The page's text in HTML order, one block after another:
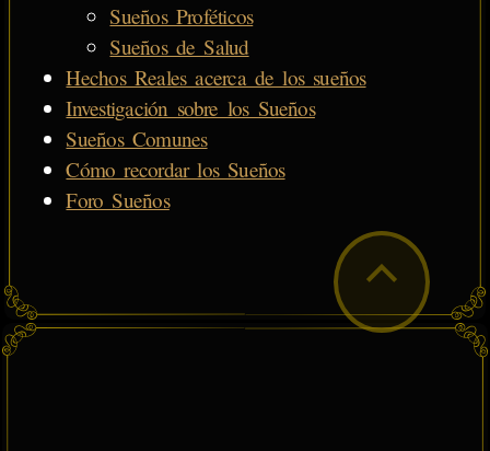
Sueños Proféticos
Sueños de Salud
Hechos Reales acerca de los sueños
Investigación sobre los Sueños
Sueños Comunes
Cómo recordar los Sueños
Foro Sueños